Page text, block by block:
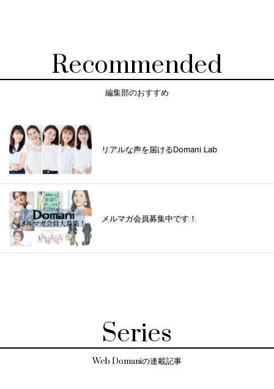
Recommended
編集部のおすすめ
リアルな声を届けるDomani Lab
メルマガ会員募集中です！
Series
Web Domaniの連載記事